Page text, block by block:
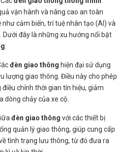
vận hành và nâng cao an toàn
cảm biến, trí tuệ nhân tạo (AI) và
đây là những xu hướng nổi bật
:
đèn giao thông hiện đại sử dụng
lượng giao thông. Điều này cho phép
chỉnh thời gian tín hiệu, giảm
dòng chảy của xe cộ.
đèn giao thông với các thiết bị
quản lý giao thông, giúp cung cấp
tình trạng lưu thông, từ đó đưa ra